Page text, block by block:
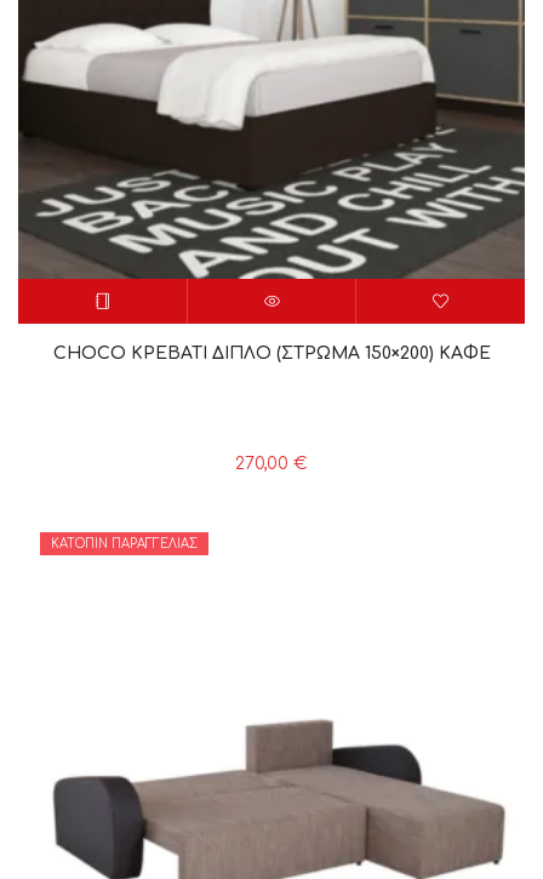
CHOCO ΚΡΕΒΑΤΙ ΔΙΠΛΟ (ΣΤΡΩΜΑ 150×200) ΚΑΦΕ
270,00 €
ΚΑΤΌΠΙΝ ΠΑΡΑΓΓΕΛΊΑΣ